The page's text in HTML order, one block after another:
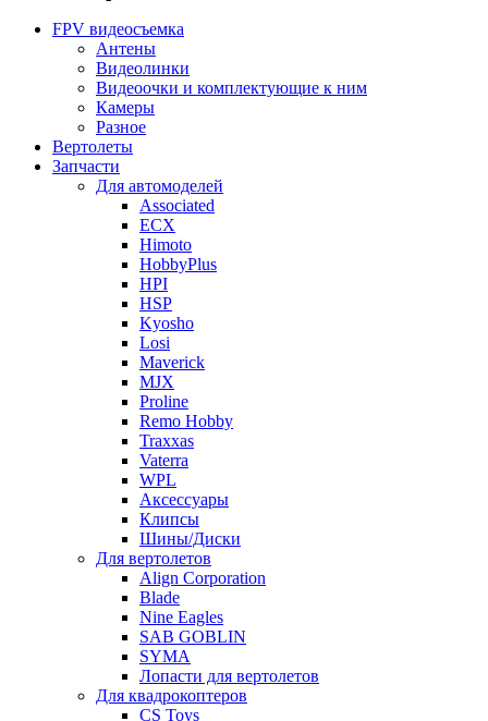
FPV видеосъемка
Антены
Видеолинки
Видеоочки и комплектующие к ним
Камеры
Разное
Вертолеты
Запчасти
Для автомоделей
Associated
ECX
Himoto
HobbyPlus
HPI
HSP
Kyosho
Losi
Maverick
MJX
Proline
Remo Hobby
Traxxas
Vaterra
WPL
Аксессуары
Клипсы
Шины/Диски
Для вертолетов
Align Corporation
Blade
Nine Eagles
SAB GOBLIN
SYMA
Лопасти для вертолетов
Для квадрокоптеров
CS Toys